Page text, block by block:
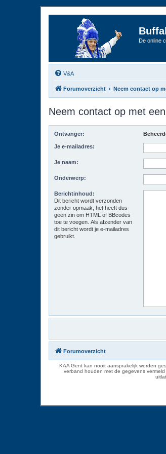
De online
V&A
Forumoverzicht Neem contact op
Neem contact op met
Ontvanger:
Je e-mailadres:
Je naam:
Onderwerp:
Berichtinhoud:
Dit bericht wordt verzonden
zonder opmaak, het heeft dus
geen zin om HTML of BBcodes
toe te voegen. Als afzender van
dit bericht wordt je e-mailadres
gebruikt.
Forumoverzicht
KAA Gent kan nooit aansprakelijk worden
verband houden met de gegevens